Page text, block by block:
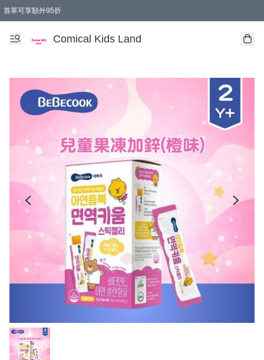
首單可享額外95折
Comical Kids Land